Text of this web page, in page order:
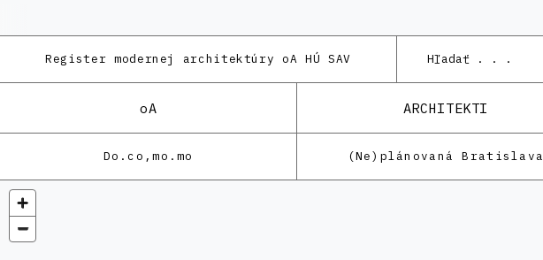
Register modernej architektúry oA HÚ SAV
oA ARCHITEKTI
Do.co,mo.mo (Ne)plánovaná Bratislava